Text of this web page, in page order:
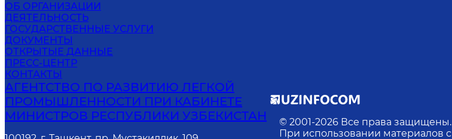
ОБ ОРГАНИЗАЦИИ
ДЕЯТЕЛЬНОСТЬ
ГОСУДАРСТВЕННЫЕ УСЛУГИ
ДОКУМЕНТЫ
ОТКРЫТЫЕ ДАННЫЕ
ПРЕСС-ЦЕНТР
КОНТАКТЫ
АГЕНТСТВО ПО РАЗВИТИЮ ЛЕГКОЙ
ПРОМЫШЛЕННОСТИ ПРИ КАБИНЕТЕ
МИНИСТРОВ РЕСПУБЛИКИ УЗБЕКИСТАН
© 2001-2026 Все права защищены.
При использовании материалов с